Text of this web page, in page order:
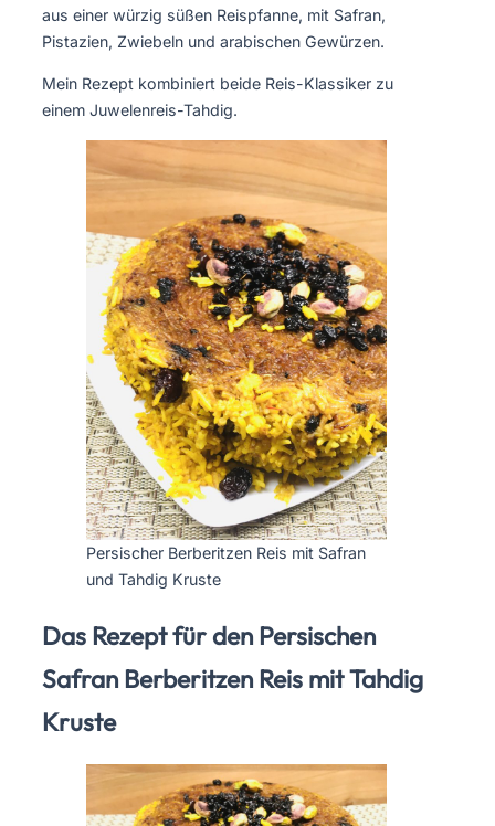
aus einer würzig süßen Reispfanne, mit Safran,
Pistazien, Zwiebeln und arabischen Gewürzen.
Mein Rezept kombiniert beide Reis-Klassiker zu
einem Juwelenreis-Tahdig.
Persischer Berberitzen Reis mit Safran
und Tahdig Kruste
Das Rezept für den Persischen
Safran Berberitzen Reis mit Tahdig
Kruste